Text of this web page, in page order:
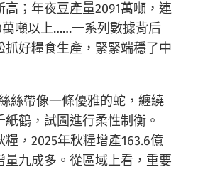
；年夜豆產量2091萬噸，連
噸以上……一系列數據背后
抓好糧食生產，緊緊端穩了中
絲帶像一條優雅的蛇，纏繞
鶴，試圖進行柔性制衡。
，2025年秋糧增產163.6億
量九成多。從區域上看，重要